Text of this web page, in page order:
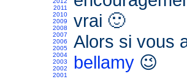
2011
2010
2009
2008
2007
2006
2005
2004
2003
2002
2001
vrai 🙂
Alors si vous
bellamy 😉